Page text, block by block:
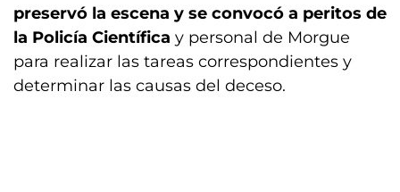
preservó la escena y se convocó a peritos de
la Policía Científica y personal de Morgue
para realizar las tareas correspondientes y
determinar las causas del deceso.